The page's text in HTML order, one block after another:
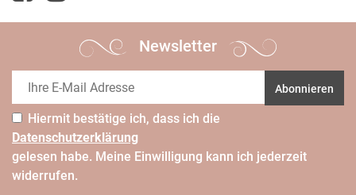
Newsletter
Abonnieren
Hiermit bestätige ich, dass ich die
Daten­schutz­erklärung
gelesen habe. Meine Einwilligung kann ich jederzeit
widerrufen.